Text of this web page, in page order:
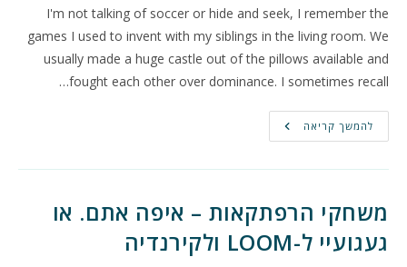
I'm not talking of soccer or hide and seek, I remember the
games I used to invent with my siblings in the living room. We
usually made a huge castle out of the pillows available and
fought each other over dominance. I sometimes recall…
להמשך קריאה What's
The
משחקי הרפתקאות – איפה אתם. או
געגועיי ל-LOOM ולקירנדיה